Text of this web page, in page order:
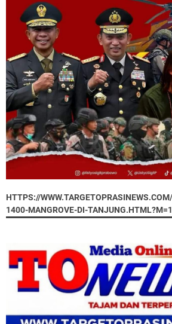
HTTPS://
1400-MANGROVE-DI-TANJUNG.HTML?M=1